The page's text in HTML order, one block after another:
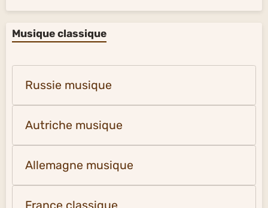
Musique classique
Russie musique
Autriche musique
Allemagne musique